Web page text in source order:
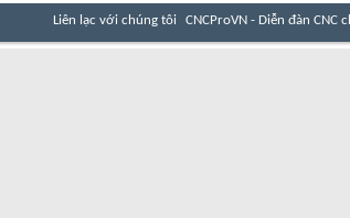
Liên lạc với chúng tôi CNCProVN - Diễn đàn CNC